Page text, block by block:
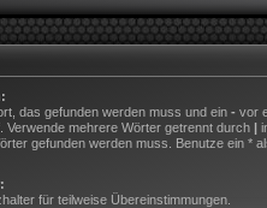
das gefunden werden muss und ein - vor
Verwende mehrere Wörter getrennt durch |
gefunden werden muss. Benutze ein *
für teilweise Übereinstimmungen.